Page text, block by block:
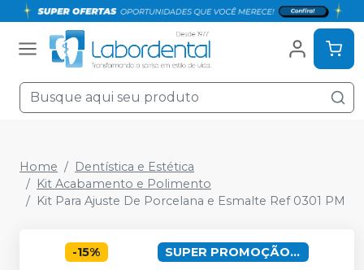
Home
Dentística e Estética
Kit Acabamento e Polimento
Kit Para Ajuste De Porcelana e Esmalte Ref 0301 PM
SUPER PROMOÇÃO !!!
-15%